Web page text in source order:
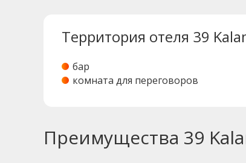
Территория отеля 39
бар
комната для переговоров
Преимущества 39